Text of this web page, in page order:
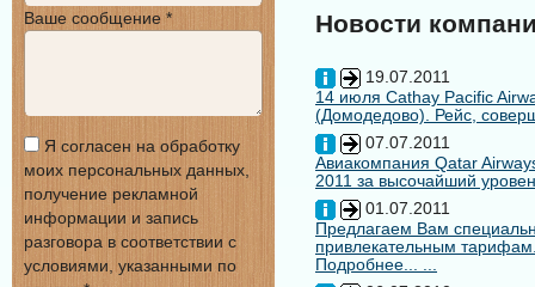
Новости
19.07.2011
14 июля Cathay Pacific
(Домодедово). Рейс,
07.07.2011
Авиакомпания Qatar
2011 за высочайший
01.07.2011
Предлагаем Вам
привлекательным
Подробнее... ...
Ваше сообщение *
Я согласен на обработку
моих персональных данных,
получение рекламной
информации и запись
разговора в соответствии с
условиями, указанными по